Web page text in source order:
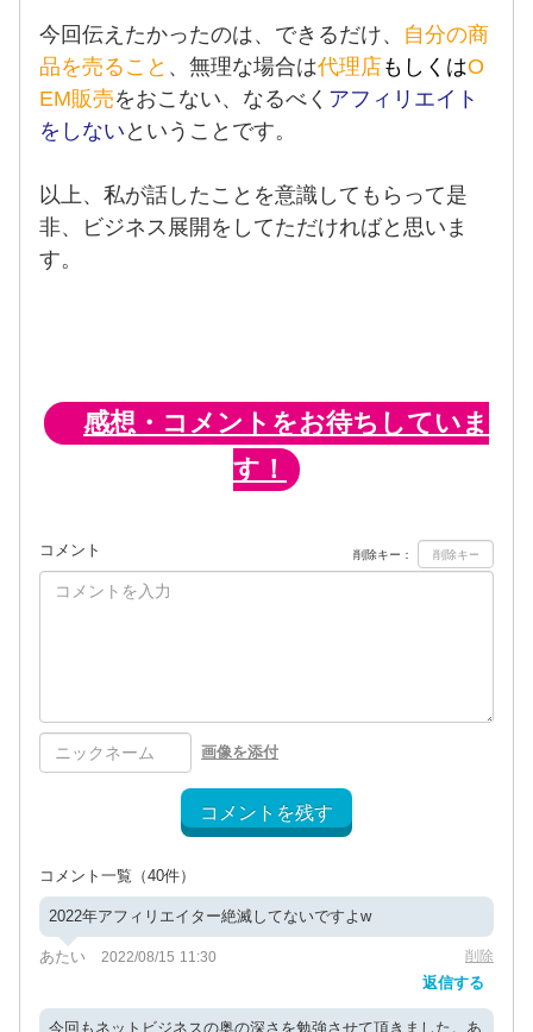
今回伝えたかったのは、できるだけ、 自分の商
品を売ること 、無理な場合は代理店もしくはO
EM販売をおこない、なるべく アフィリエイト
をしない ということです。
以上、私が話したことを意識してもらって是
非、ビジネス展開をしてただければと思いま
す。
感想・コメントをお待ちしていま
す！
コメント 削除キー：
画像を添付
コメントを残す
コメント一覧 （40件）
2022年アフィリエイター絶滅してないですよw
あたい 2022/08/15 11:30 削除
返信する
今回もネットビジネスの奥の深さを勉強させて頂きました。あ